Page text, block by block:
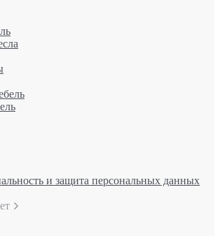
и защита персональных данных